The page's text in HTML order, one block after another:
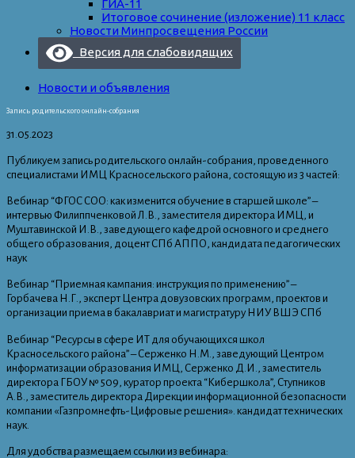
ГИА-11
Итоговое сочинение (изложение) 11 класс
Новости Минпросвещения России
Версия для слабовидящих
Новости и объявления
Запись родительского онлайн-собрания
31.05.2023
Публикуем запись родительского онлайн-собрания, проведенного
специалистами ИМЦ Красносельского района, состоящую из 3 частей:
Вебинар “ФГОС СОО: как изменится обучение в старшей школе” –
интервью Филиппченковой Л.В., заместителя директора ИМЦ, и
Муштавинской И.В., заведующего кафедрой основного и среднего
общего образования, доцент СПб АППО, кандидата педагогических
наук
Вебинар “Приемная кампания: инструкция по применению” –
Горбачева Н.Г., эксперт Центра довузовских программ, проектов и
организации приема в бакалавриат и магистратуру НИУ ВШЭ СПб
Вебинар “Ресурсы в сфере ИТ для обучающихся школ
Красносельского района” – Серженко Н.М., заведующий Центром
информатизации образования ИМЦ, Серженко Д.И., заместитель
директора ГБОУ № 509, куратор проекта “Кибершкола”, Ступников
А.В., заместитель директора Дирекции информационной безопасности
компании «Газпромнефть-Цифровые решения». кандидат технических
наук.
Для удобства размещаем ссылки из вебинара: